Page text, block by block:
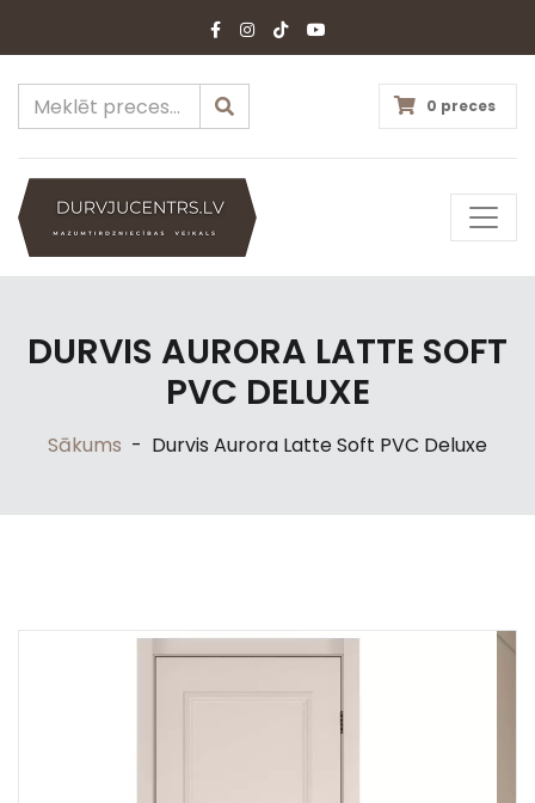
0 preces
DURVIS AURORA LATTE SOFT
PVC DELUXE
Sākums - Durvis Aurora Latte Soft PVC Deluxe